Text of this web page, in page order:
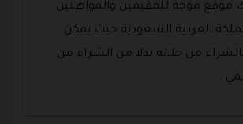
موقع موجه للمقيمين والمواطنين
العربية السعودية حيث يمكن
من خلاله بدلا من الشراء من
.